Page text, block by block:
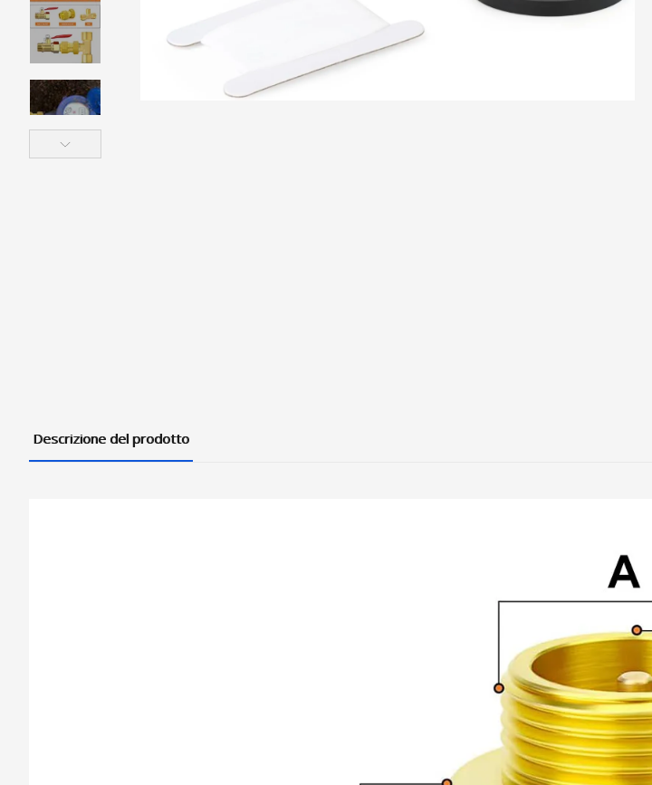
Descrizione del prodotto